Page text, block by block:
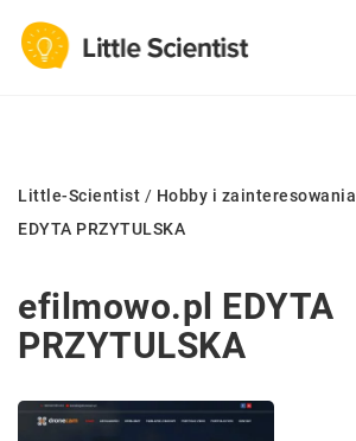
Little-Scientist / Hobby i zainteresowania
EDYTA PRZYTULSKA
efilmowo.pl EDYTA
PRZYTULSKA